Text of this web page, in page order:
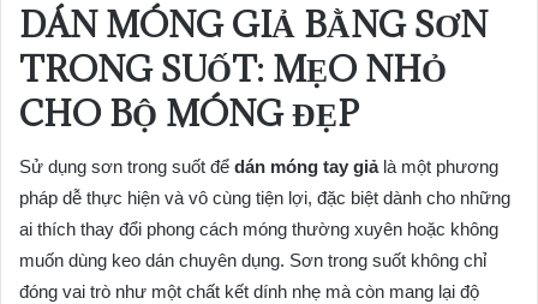
DÁN MÓNG GIẢ BẰNG SƠN
TRONG SUỐT: MẸO NHỎ
CHO BỘ MÓNG ĐẸP
Sử dụng sơn trong suốt để dán móng tay giảlà một phương
pháp dễ thực hiện và vô cùng tiện lợi, đặc biệt dành cho những
ai thích thay đổi phong cách móng thường xuyên hoặc không
muốn dùng keo dán chuyên dụng. Sơn trong suốt không chỉ
đóng vai trò như một chất kết dính nhẹ mà còn mang lại độ